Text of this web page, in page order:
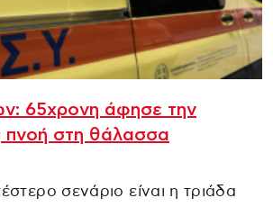
65χρονη άφησε την
πνοή στη θάλασσα
σενάριο είναι η τριάδα